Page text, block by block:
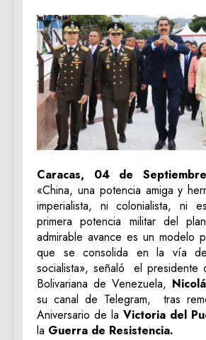
Caracas, 04 de
«China, una potencia amiga y
imperialista, ni colonialista, ni
primera potencia militar del
admirable avance es un modelo
que se consolida en la vía
socialista», señaló el presidente
Bolivariana de Venezuela,
su canal de Telegram, tras
Aniversario de la Victoria del
la Guerra de Resistencia.